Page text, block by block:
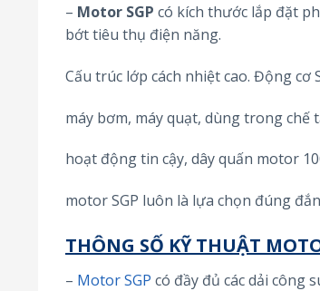
– Motor SGP có kích thước lắp đặt
bớt tiêu thụ điện năng.
Cấu trúc lớp cách nhiệt cao. Động
máy bơm, máy quạt, dùng trong
hoạt động tin cậy, dây quấn motor
motor SGP luôn là lựa chọn đúng
THÔNG SỐ KỸ THUẬT
– Motor SGP có đầy đủ các dải công